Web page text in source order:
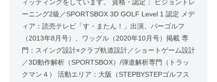
ィッティングをしています。 資格・認定： ビジョントレ
ーニング2級／SPORTSBOX 3D GOLF Level 1 認定 メデ
ィア：読売テレビ「す・またん！」出演、パーゴルフ
（2013年8月号）、ワッグル（2020年10月号）掲載 専
門：スイング設計×クラブ軌道設計／ショートゲーム設計
／3D動作解析（SPORTSBOX）/弾道解析専門（トラッ
クマン４） 活動エリア：大阪（STEPBYSTEPゴルフス